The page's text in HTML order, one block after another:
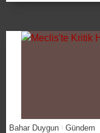
Bahar Duygun Gündem